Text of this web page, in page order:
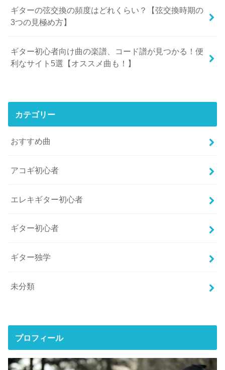
ギターの弦交換の頻度はどれくらい？【弦交換時期の
3つの見極め方】
ギター初心者向け曲の楽譜、コード譜が見つかる！便
利なサイト5選【オススメ曲も！】
カテゴリー
おすすめ曲
アコギ初心者
エレキギター初心者
ギター初心者
ギター独学
未分類
プロフィール